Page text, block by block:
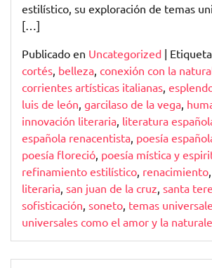
estilístico, su exploración de temas
[…]
Publicado en Uncategorized |
cortés belleza conexión con la
corrientes artísticas italianas
luis de león garcilaso de la vega
innovación literaria literatura
española renacentista poesía
poesía floreció poesía mística y
refinamiento estilístico renacimiento
literaria san juan de la cruz santa
sofisticación soneto temas
universales como el amor y la